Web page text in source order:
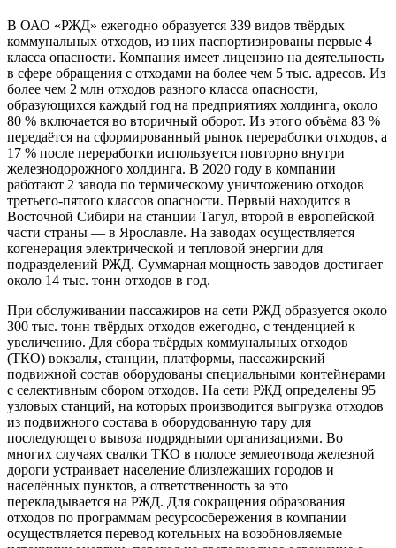
В ОАО «РЖД» ежегодно образуется 339 видов твёрдых
коммунальных отходов, из них паспортизированы первые 4
класса опасности. Компания имеет лицензию на деятельность
в сфере обращения с отходами на более чем 5 тыс. адресов. Из
более чем 2 млн отходов разного класса опасности,
образующихся каждый год на предприятиях холдинга, около
80 % включается во вторичный оборот. Из этого объёма 83 %
передаётся на сформированный рынок переработки отходов, а
17 % после переработки используется повторно внутри
железнодорожного холдинга. В 2020 году в компании
работают 2 завода по термическому уничтожению отходов
третьего-пятого классов опасности. Первый находится в
Восточной Сибири на станции Тагул, второй в европейской
части страны — в Ярославле. На заводах осуществляется
когенерация электрической и тепловой энергии для
подразделений РЖД. Суммарная мощность заводов достигает
около 14 тыс. тонн отходов в год.
При обслуживании пассажиров на сети РЖД образуется около
300 тыс. тонн твёрдых отходов ежегодно, с тенденцией к
увеличению. Для сбора твёрдых коммунальных отходов
(ТКО) вокзалы, станции, платформы, пассажирский
подвижной состав оборудованы специальными контейнерами
с селективным сбором отходов. На сети РЖД определены 95
узловых станций, на которых производится выгрузка отходов
из подвижного состава в оборудованную тару для
последующего вывоза подрядными организациями. Во
многих случаях свалки ТКО в полосе землеотвода железной
дороги устраивает население близлежащих городов и
населённых пунктов, а ответственность за это
перекладывается на РЖД. Для сокращения образования
отходов по программам ресурсосбережения в компании
осуществляется перевод котельных на возобновляемые